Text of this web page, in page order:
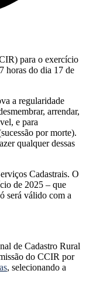
para o exercício
horas do dia 17 de
a regularidade
arrendar,
e para
por morte).
qualquer dessas
Cadastrais. O
de 2025 – que
será válido com a
de Cadastro Rural
do CCIR por
, selecionando a